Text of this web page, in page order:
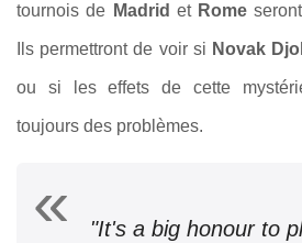
tournois de Madrid et Rome
Ils permettront de voir si Novak
ou si les effets de cette
toujours des problèmes.
"It's a big honour to